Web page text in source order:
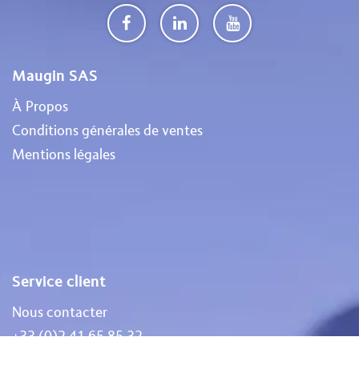
Maugin SAS
À Propos
Conditions générales de ventes
Mentions légales
Service client
Nous contacter
+33 (0)2 41 65 85 32